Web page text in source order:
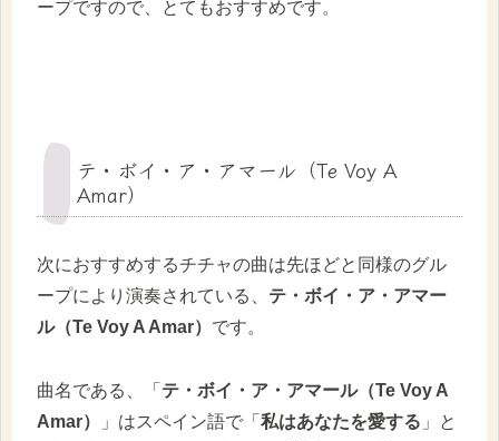
ープですので、とてもおすすめです。
テ・ボイ・ア・アマール（Te Voy A
Amar）
次におすすめするチチャの曲は先ほどと同様のグル
ープにより演奏されている、 テ・ボイ・ア・アマー
ル（Te Voy A Amar） です。
曲名である、「 テ・ボイ・ア・アマール（Te Voy A
Amar）
」はスペイン語で「 私はあなたを愛する 」と